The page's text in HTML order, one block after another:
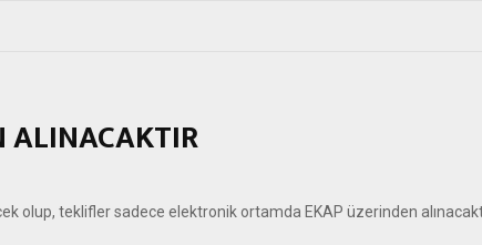
ALINACAKTIR
olup, teklifler sadece elektronik ortamda EKAP üzerinden